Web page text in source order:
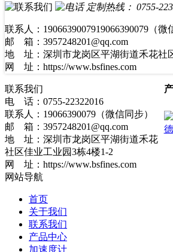
定制热线： 0755-
联系人：1906639007919066390079（微
邮 箱：3957248201@qq.com
地 址：深圳市龙岗区平湖街道禾花社
网 址：https://www.bsfines.com
联系我们
电 话：0755-22322016
联系人：19066390079（微信同步）
邮 箱：3957248201@qq.com
地 址：深圳市龙岗区平湖街道禾花
社区佳业工业园3栋4楼1-2
网 址：https://www.bsfines.com
网站导航
首页
关于我们
联系我们
产品中心
加速度计